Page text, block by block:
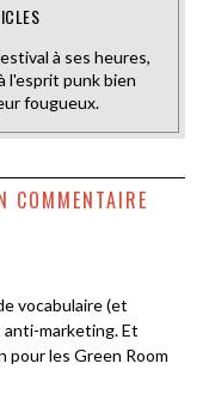
à ses heures,
l'esprit punk bien
fougueux.
COMMENTAIRE
vocabulaire (et
anti-marketing. Et
pour les Green Room